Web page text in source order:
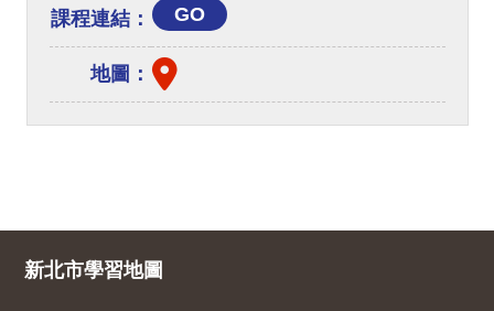
課程連結： GO
地圖：
新北市學習地圖